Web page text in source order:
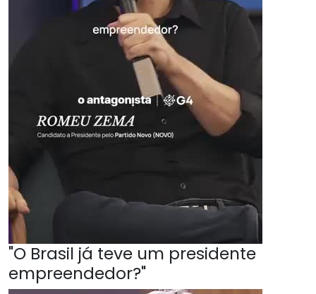
"O Brasil já teve um presidente
empreendedor?"